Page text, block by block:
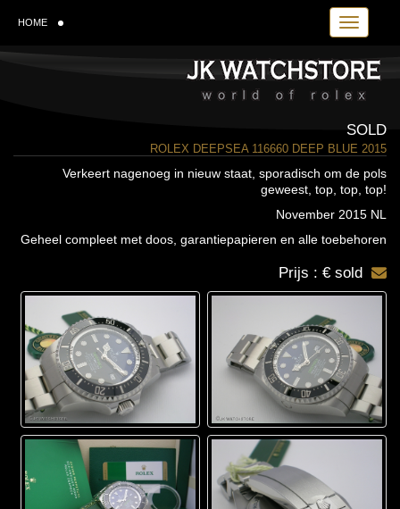
Toggle
HOME
SOLD
ROLEX DEEPSEA 116660 DEEP BLUE 2015
Verkeert nagenoeg in nieuw staat, sporadisch om de pols
geweest, top, top, top!
November 2015 NL
Geheel compleet met doos, garantiepapieren en alle toebehoren
Prijs : € sold